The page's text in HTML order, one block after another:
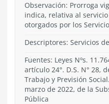
Observación: Prorroga
indica, relativa al
otorgados por los
Descriptores: Servicios
Fuentes: Leyes Nºs.
artículo 24°. D.S. N° 28,
Trabajo y Previsión
marzo de 2022, de la
Pública